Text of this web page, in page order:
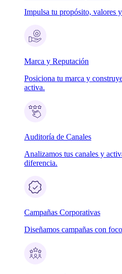
Impulsa tu propósito, valores
Marca y Reputación
Posiciona tu marca y
activa.
Auditoría de Canales
Analizamos tus canales y
diferencia.
Campañas Corporativas
Diseñamos campañas con